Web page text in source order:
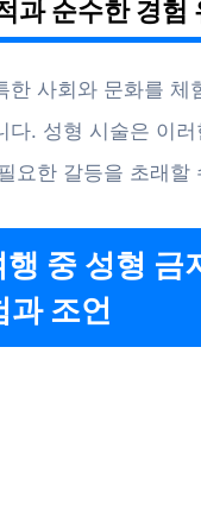
과 순수한 경험
한 사회와 문화를 체
다. 성형 시술은 이
요한 갈등을 초래할
중 성형 금
과 조언